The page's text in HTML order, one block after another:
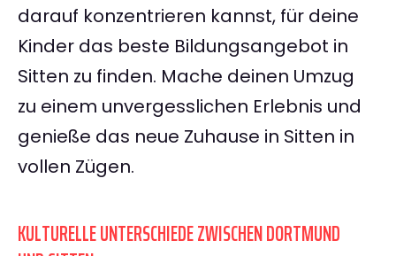
darauf konzentrieren kannst, für deine
Kinder das beste Bildungsangebot in
Sitten zu finden. Mache deinen Umzug
zu einem unvergesslichen Erlebnis und
genieße das neue Zuhause in Sitten in
vollen Zügen.
KULTURELLE UNTERSCHIEDE ZWISCHEN DORTMUND